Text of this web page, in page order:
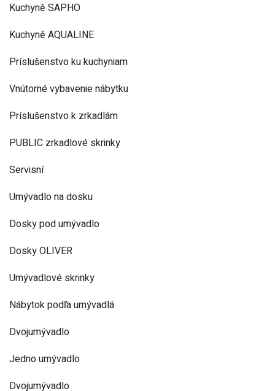
Kuchyně SAPHO
Kuchyně AQUALINE
Príslušenstvo ku kuchyniam
Vnútorné vybavenie nábytku
Príslušenstvo k zrkadlám
PUBLIC zrkadlové skrinky
Servisní
Umývadlo na dosku
Dosky pod umývadlo
Dosky OLIVER
Umývadlové skrinky
Nábytok podľa umývadlá
Dvojumývadlo
Jedno umývadlo
Dvojumývadlo